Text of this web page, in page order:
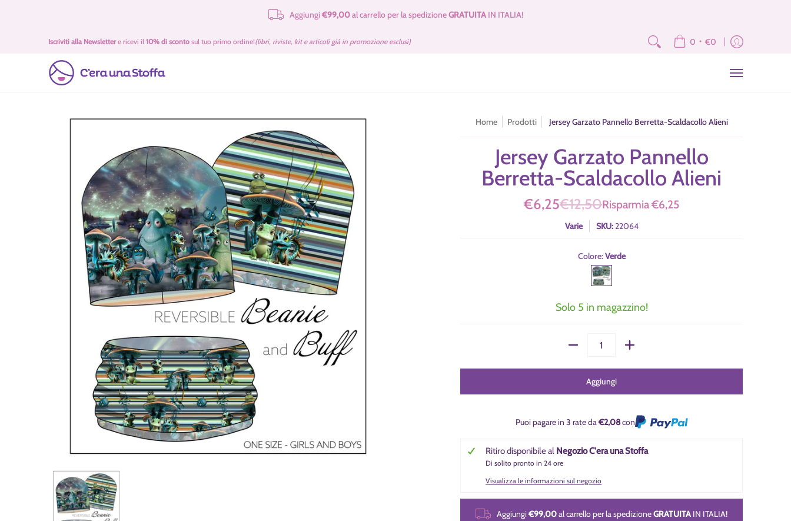
Aggiungi€99,00al carrello per la spedizioneGRATUITAIN ITALIA!
Idee Regalo 🎁 Tessuti Brand Corsi News
Iscriviti alla Newslettere ricevi il 10% di sconto sul tuo primo ordine!(libri, riviste, kit e articoli già in promozione esclusi) 0 • €0
Jersey Garzato Pannello Berretta-Scaldacollo Alieni miniature media
Home Prodotti Jersey Garzato Pannello Berretta-Scaldacollo Alieni
Jersey Garzato Pannello
Berretta-Scaldacollo Alieni
€6,25€12,50Risparmia€6,25
Varie SKU:22064
Colore:Verde
Verde
Solo 5 in magazzino!
Aggiungi
Puoi pagare in 3 rate da€2,08con
Ritiro disponibile al Negozio C'era una Stoffa
Di solito pronto in 24 ore
Visualizza le informazioni sul negozio
Aggiungi€99,00al carrello per la spedizioneGRATUITA IN ITALIA!